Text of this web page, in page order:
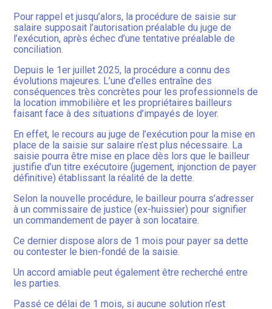
Pour rappel et jusqu’alors, la procédure de saisie sur
salaire supposait l’autorisation préalable du juge de
l’exécution, après échec d’une tentative préalable de
conciliation.
Depuis le 1er juillet 2025, la procédure a connu des
évolutions majeures. L’une d’elles entraîne des
conséquences très concrètes pour les professionnels de
la location immobilière et les propriétaires bailleurs
faisant face à des situations d’impayés de loyer.
En effet, le recours au juge de l’exécution pour la mise en
place de la saisie sur salaire n’est plus nécessaire. La
saisie pourra être mise en place dès lors que le bailleur
justifie d’un titre exécutoire (jugement, injonction de payer
définitive) établissant la réalité de la dette.
Selon la nouvelle procédure, le bailleur pourra s’adresser
à un commissaire de justice (ex-huissier) pour signifier
un commandement de payer à son locataire.
Ce dernier dispose alors de 1 mois pour payer sa dette
ou contester le bien-fondé de la saisie.
Un accord amiable peut également être recherché entre
les parties.
Passé ce délai de 1 mois, si aucune solution n’est